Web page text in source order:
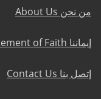
من نحن About Us
إيماننا Statement of Faith
إتصل بنا Contact Us